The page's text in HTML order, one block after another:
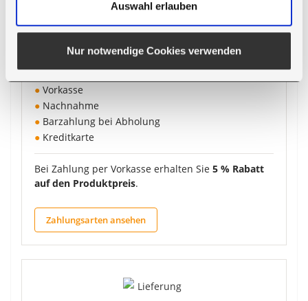
Auswahl erlauben
Nur notwendige Cookies verwenden
Für Ihre Bestellung bei Ricon stehen mehrere
Zahlungsarten zur Auswahl.
●PayPal
● Vorkasse
● Nachnahme
● Barzahlung bei Abholung
● Kreditkarte
Bei Zahlung per Vorkasse erhalten Sie 5 % Rabatt
auf den Produktpreis.
Zahlungsarten ansehen